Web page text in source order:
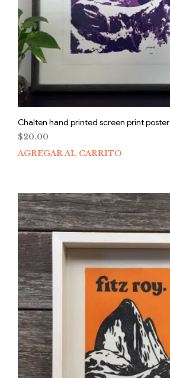
Chalten hand printed screen print poster
$20.00
AGREGAR AL CARRITO